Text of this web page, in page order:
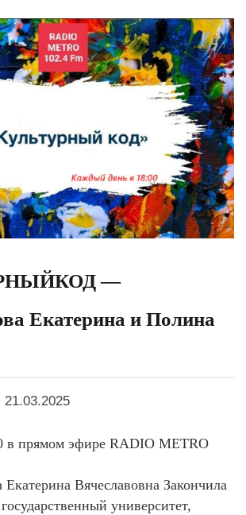
—
Екатерина и Полина
21.03.2025
в прямом эфире RADIO METRO
Вячеславовна Закончила
университет,